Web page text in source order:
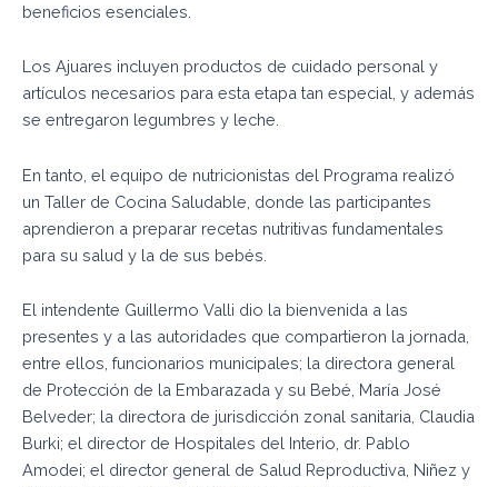
beneficios esenciales.
Los Ajuares incluyen productos de cuidado personal y
artículos necesarios para esta etapa tan especial, y además
se entregaron legumbres y leche.
En tanto, el equipo de nutricionistas del Programa realizó
un Taller de Cocina Saludable, donde las participantes
aprendieron a preparar recetas nutritivas fundamentales
para su salud y la de sus bebés.
El intendente Guillermo Valli dio la bienvenida a las
presentes y a las autoridades que compartieron la jornada,
entre ellos, funcionarios municipales; la directora general
de Protección de la Embarazada y su Bebé, María José
Belveder; la directora de jurisdicción zonal sanitaria, Claudia
Burki; el director de Hospitales del Interio, dr. Pablo
Amodei; el director general de Salud Reproductiva, Niñez y